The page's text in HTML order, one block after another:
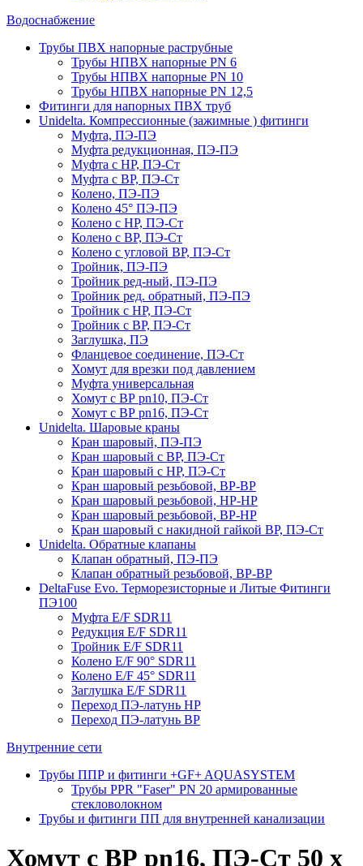
Водоснабжение
Трубы ПВХ напорные раструбные
Трубы НПВХ напорные PN 6
Трубы НПВХ напорные PN 10
Трубы НПВХ напорные PN 12,5
Фитинги для напорных ПВХ труб
Unidelta. Компрессионные (зажимные ) фитинги
Муфта, ПЭ-ПЭ
Муфта редукционная, ПЭ-ПЭ
Муфта с НР, ПЭ-Ст
Муфта с ВР, ПЭ-Ст
Колено, ПЭ-ПЭ
Колено 45° ПЭ-ПЭ
Колено с НР, ПЭ-Ст
Колено с ВР, ПЭ-Ст
Колено с угловой ВР, ПЭ-Ст
Тройник, ПЭ-ПЭ
Тройник ред-ный, ПЭ-ПЭ
Тройник ред. обратный, ПЭ-ПЭ
Тройник с НР, ПЭ-Ст
Тройник с ВР, ПЭ-Ст
Заглушка, ПЭ
Фланцевое соединение, ПЭ-Ст
Хомут для врезки под давлением
Муфта универсальная
Хомут с ВР pn10, ПЭ-Ст
Хомут с ВР pn16, ПЭ-Ст
Unidelta. Шаровые краны
Кран шаровый, ПЭ-ПЭ
Кран шаровый с ВР, ПЭ-Ст
Кран шаровый с НР, ПЭ-Ст
Кран шаровый резьбовой, ВР-ВР
Кран шаровый резьбовой, НР-НР
Кран шаровый резьбовой, ВР-НР
Кран шаровый с накидной гайкой ВР, ПЭ-Ст
Unidelta. Обратные клапаны
Клапан обратный, ПЭ-ПЭ
Клапан обратный резьбовой, ВР-ВР
DeltaFuse Evo. Терморезисторные и Литые Фитинги
ПЭ100
Муфта E/F SDR11
Редукция E/F SDR11
Тройник E/F SDR11
Колено E/F 90° SDR11
Колено E/F 45° SDR11
Заглушка E/F SDR11
Переход ПЭ-латунь НР
Переход ПЭ-латунь ВР
Внутренние сети
Трубы ППР и фитинги +GF+ AQUASYSTEM
Трубы PPR "Faser" PN 20 армированные
стекловолокном
Трубы и фитинги ПП для внутренней канализации
Хомут с ВР pn16, ПЭ-Ст 50 х